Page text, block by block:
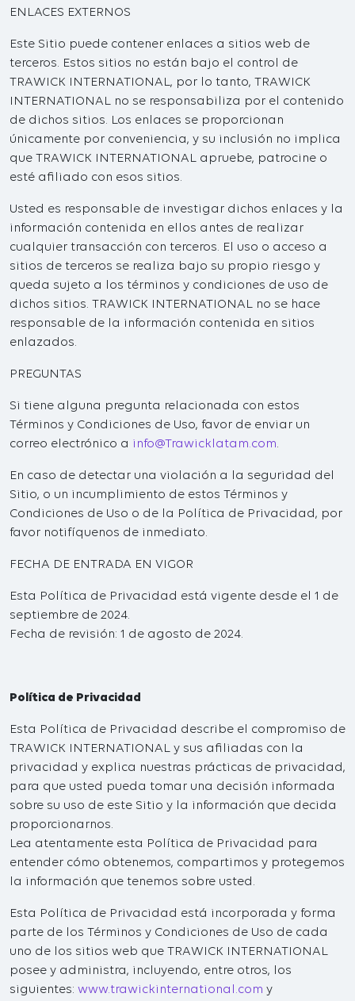
ENLACES EXTERNOS
Este Sitio puede contener enlaces a sitios web de
terceros. Estos sitios no están bajo el control de
TRAWICK INTERNATIONAL, por lo tanto, TRAWICK
INTERNATIONAL no se responsabiliza por el contenido
de dichos sitios. Los enlaces se proporcionan
únicamente por conveniencia, y su inclusión no implica
que TRAWICK INTERNATIONAL apruebe, patrocine o
esté afiliado con esos sitios.
Usted es responsable de investigar dichos enlaces y la
información contenida en ellos antes de realizar
cualquier transacción con terceros. El uso o acceso a
sitios de terceros se realiza bajo su propio riesgo y
queda sujeto a los términos y condiciones de uso de
dichos sitios. TRAWICK INTERNATIONAL no se hace
responsable de la información contenida en sitios
enlazados.
PREGUNTAS
Si tiene alguna pregunta relacionada con estos
Términos y Condiciones de Uso, favor de enviar un
correo electrónico a info@Trawicklatam.com.
En caso de detectar una violación a la seguridad del
Sitio, o un incumplimiento de estos Términos y
Condiciones de Uso o de la Política de Privacidad, por
favor notifíquenos de inmediato.
FECHA DE ENTRADA EN VIGOR
Esta Política de Privacidad está vigente desde el 1 de
septiembre de 2024.
Fecha de revisión: 1 de agosto de 2024.
Política de Privacidad
Esta Política de Privacidad describe el compromiso de
TRAWICK INTERNATIONAL y sus afiliadas con la
privacidad y explica nuestras prácticas de privacidad,
para que usted pueda tomar una decisión informada
sobre su uso de este Sitio y la información que decida
proporcionarnos.
Lea atentamente esta Política de Privacidad para
entender cómo obtenemos, compartimos y protegemos
la información que tenemos sobre usted.
Esta Política de Privacidad está incorporada y forma
parte de los Términos y Condiciones de Uso de cada
uno de los sitios web que TRAWICK INTERNATIONAL
posee y administra, incluyendo, entre otros, los
siguientes: www.trawickinternational.com y